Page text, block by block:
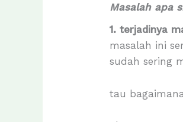
Masalah apa
1. terjadinya
masalah ini
sudah sering
tau